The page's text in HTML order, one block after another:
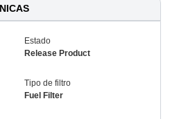
Estado
Release Product
Tipo de filtro
Fuel Filter